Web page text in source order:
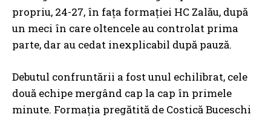
propriu, 24-27, în fața formației HC Zalău, după
un meci în care oltencele au controlat prima
parte, dar au cedat inexplicabil după pauză.
Debutul confruntării a fost unul echilibrat, cele
două echipe mergând cap la cap în primele
minute. Formația pregătită de Costică Buceschi